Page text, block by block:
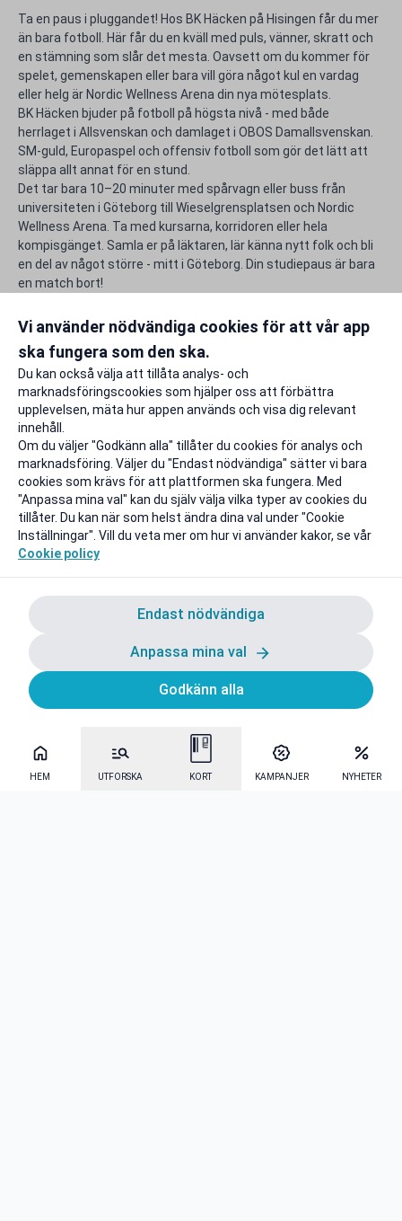
HEM UTFORSKA KORT KAMPANJER NYHETER
Ta en paus i pluggandet! Hos BK Häcken på Hisingen får du mer
än bara fotboll. Här får du en kväll med puls, vänner, skratt och
en stämning som slår det mesta. Oavsett om du kommer för
spelet, gemenskapen eller bara vill göra något kul en vardag
eller helg är Nordic Wellness Arena din nya mötesplats.
BK Häcken bjuder på fotboll på högsta nivå - med både
herrlaget i Allsvenskan och damlaget i OBOS Damallsvenskan.
SM-guld, Europaspel och offensiv fotboll som gör det lätt att
släppa allt annat för en stund.
Det tar bara 10–20 minuter med spårvagn eller buss från
universiteten i Göteborg till Wieselgrensplatsen och Nordic
Wellness Arena. Ta med kursarna, korridoren eller hela
kompisgänget. Samla er på läktaren, lär känna nytt folk och bli
en del av något större - mitt i Göteborg. Din studiepaus är bara
en match bort!
lite rikare.
Rapportera ett problem
Vi använder nödvändiga cookies för att vår app
ska fungera som den ska.
Du kan också välja att tillåta analys- och
marknadsföringscookies som hjälper oss att förbättra
upplevelsen, mäta hur appen används och visa dig relevant
innehåll.
Om du väljer "Godkänn alla" tillåter du cookies för analys och
marknadsföring. Väljer du "Endast nödvändiga" sätter vi bara
cookies som krävs för att plattformen ska fungera. Med
"Anpassa mina val" kan du själv välja vilka typer av cookies du
tillåter. Du kan när som helst ändra dina val under "Cookie
Inställningar". Vill du veta mer om hur vi använder kakor, se vår
Cookie policy
Endast nödvändiga
Anpassa mina val
Godkänn alla